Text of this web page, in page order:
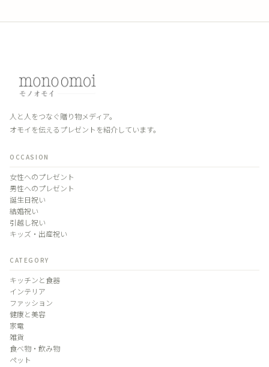
人と人をつなぐ贈り物メディア。
オモイを伝えるプレゼントを紹介しています。
OCCASION
女性へのプレゼント
男性へのプレゼント
誕生日祝い
結婚祝い
引越し祝い
キッズ・出産祝い
CATEGORY
キッチンと食器
インテリア
ファッション
健康と美容
家電
雑貨
食べ物・飲み物
ペット